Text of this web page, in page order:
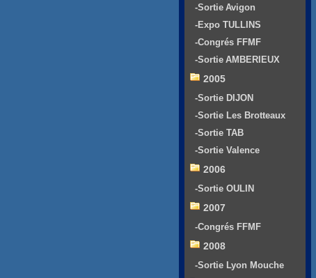
-Sortie Avigon
-Expo TULLINS
-Congrés FFMF
-Sortie AMBERIEUX
2005
-Sortie DIJON
-Sortie Les Brotteaux
-Sortie TAB
-Sortie Valence
2006
-Sortie OULIN
2007
-Congrés FFMF
2008
-Sortie Lyon Mouche